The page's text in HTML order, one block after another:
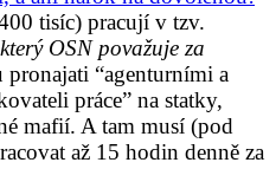
tisíc) pracují v tzv.
OSN považuje za
pronajati “agenturními a
práce” na statky,
mafií. A tam musí (pod
až 15 hodin denně za